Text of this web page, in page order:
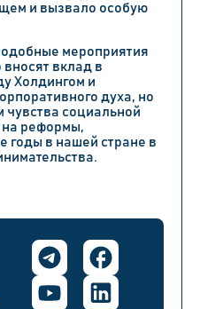
и вызвало особую
мероприятия
вносят вклад в
Холдингом и
духа, но
чувства социальной
на реформы,
годы в нашей стране в